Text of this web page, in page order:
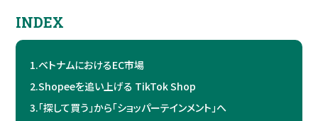
INDEX
1.ベトナムにおけるEC市場
2.Shopeeを追い上げる TikTok Shop
3.「探して買う」から「ショッパーテインメント」へ